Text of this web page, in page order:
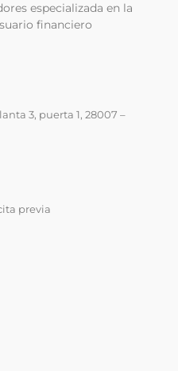
especializada en la
financiero
3, puerta 1, 28007 –
previa